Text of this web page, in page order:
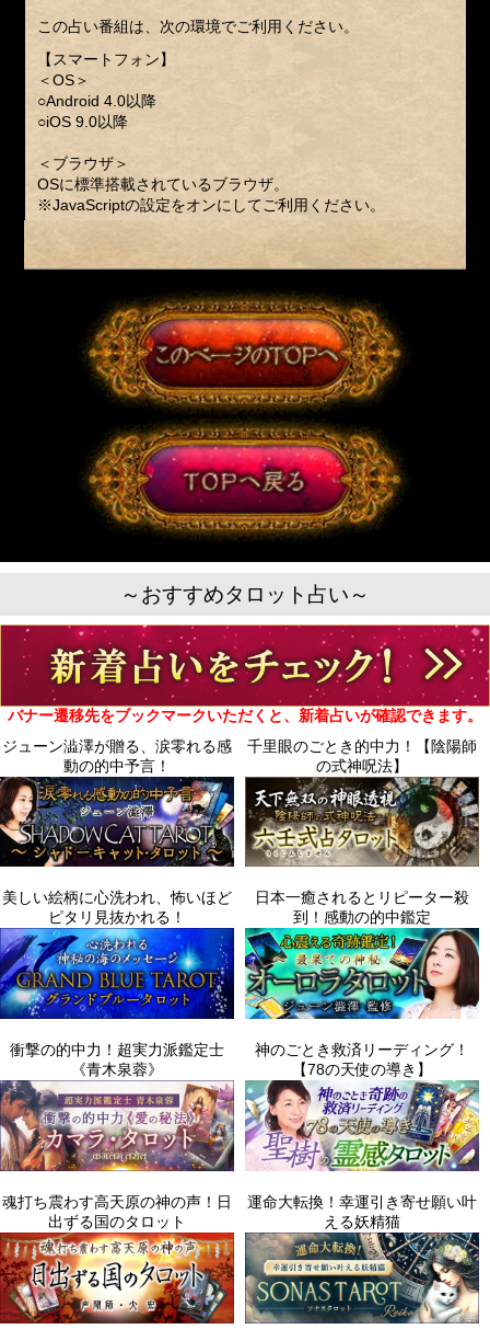
この占い番組は、次の環境でご利用ください。
【スマートフォン】
＜OS＞
○Android 4.0以降
○iOS 9.0以降
＜ブラウザ＞
OSに標準搭載されているブラウザ。
※JavaScriptの設定をオンにしてご利用ください。